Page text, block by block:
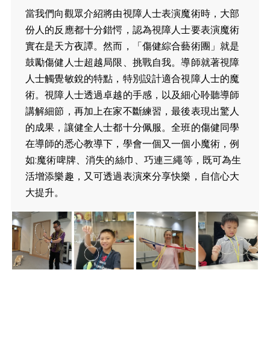
當我們向觀眾介紹將由視障人士表演魔術時，大部
份人的反應都十分錯愕，認為視障人士要表演魔術
實在是天方夜譚。然而，「傷健綜合藝術團」就是
鼓勵傷健人士超越局限、挑戰自我。導師就著視障
人士觸覺敏銳的特點，特別設計適合視障人士的魔
術。視障人士透過卓越的手感，以及細心聆聽導師
講解細節，再加上在家不斷練習，最後表現出驚人
的成果，讓健全人士都十分佩服。全班的傷健同學
在導師的悉心教導下，學會一個又一個小魔術，例
如:魔術啤牌、消失的絲巾、巧連三繩等，既可為生
活增添樂趣，又可透過表演來分享快樂，自信心大
大提升。